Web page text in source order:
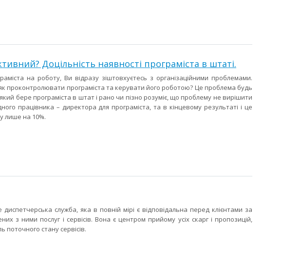
Доцільність наявності програміста в штаті.
на роботу, Ви відразу зіштовхуєтесь з організаційними проблемами.
проконтролювати програміста та керувати його роботою? Це проблема будь
бере програміста в штат і рано чи пізно розуміє, що проблему не вирішити
працівника – директора для програміста, та в кінцевому результаті і це
лише на 10%.
служба, яка в повній мірі є відповідальна перед клієнтами за
з ними послуг і сервісів. Вона є центром прийому усіх скарг і пропозицій,
поточного стану сервісів.